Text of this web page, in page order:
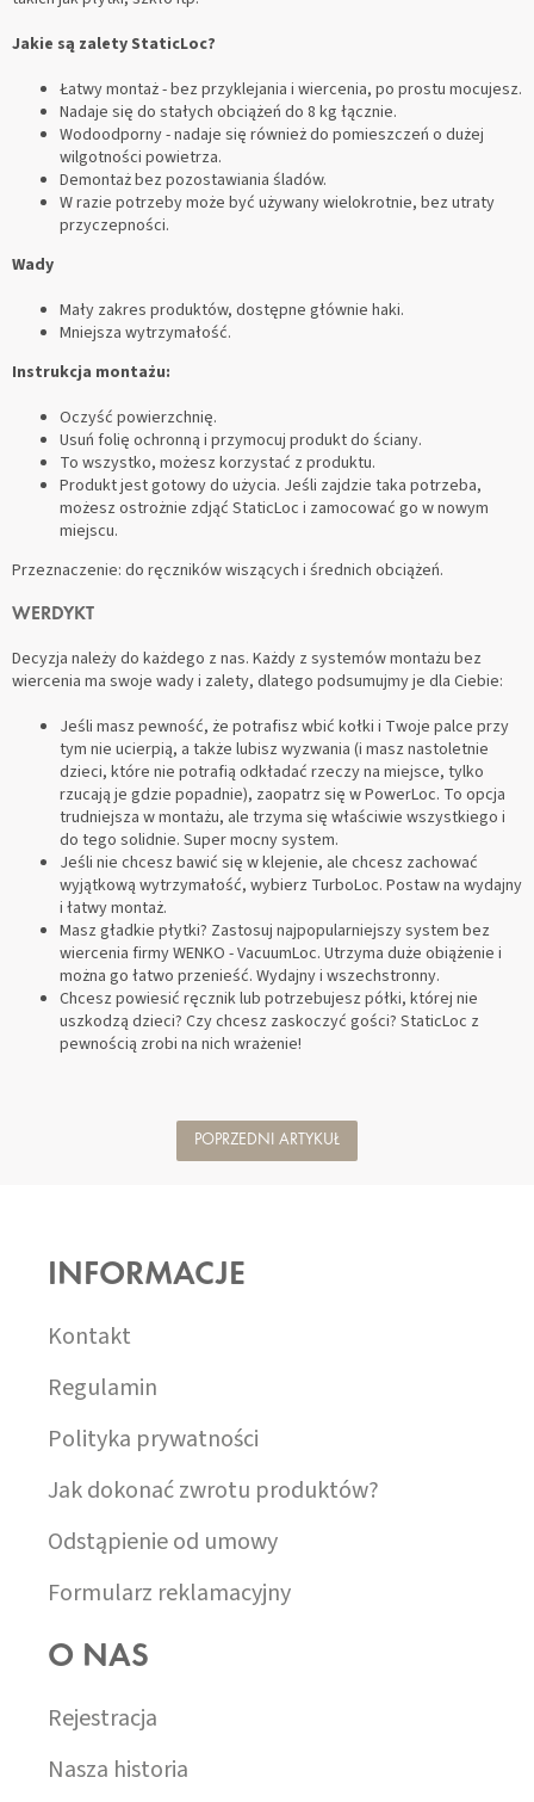
Jakie są zalety StaticLoc?
Łatwy montaż - bez przyklejania i wiercenia, po prostu mocujesz.
Nadaje się do stałych obciążeń do 8 kg łącznie.
Wodoodporny - nadaje się również do pomieszczeń o dużej
wilgotności powietrza.
Demontaż bez pozostawiania śladów.
W razie potrzeby może być używany wielokrotnie, bez utraty
przyczepności.
Wady
Mały zakres produktów, dostępne głównie haki.
Mniejsza wytrzymałość.
Instrukcja montażu:
Oczyść powierzchnię.
Usuń folię ochronną i przymocuj produkt do ściany.
To wszystko, możesz korzystać z produktu.
Produkt jest gotowy do użycia. Jeśli zajdzie taka potrzeba,
możesz ostrożnie zdjąć StaticLoc i zamocować go w nowym
miejscu.
Przeznaczenie: do ręczników wiszących i średnich obciążeń.
WERDYKT
Decyzja należy do każdego z nas. Każdy z systemów montażu bez
wiercenia ma swoje wady i zalety, dlatego podsumujmy je dla Ciebie:
Jeśli masz pewność, że potrafisz wbić kołki i Twoje palce przy
tym nie ucierpią, a także lubisz wyzwania (i masz nastoletnie
dzieci, które nie potrafią odkładać rzeczy na miejsce, tylko
rzucają je gdzie popadnie), zaopatrz się w PowerLoc. To opcja
trudniejsza w montażu, ale trzyma się właściwie wszystkiego i
do tego solidnie. Super mocny system.
Jeśli nie chcesz bawić się w klejenie, ale chcesz zachować
wyjątkową wytrzymałość, wybierz TurboLoc. Postaw na wydajny
i łatwy montaż.
Masz gładkie płytki? Zastosuj najpopularniejszy system bez
wiercenia firmy WENKO - VacuumLoc. Utrzyma duże obiążenie i
można go łatwo przenieść. Wydajny i wszechstronny.
Chcesz powiesić ręcznik lub potrzebujesz półki, której nie
uszkodzą dzieci? Czy chcesz zaskoczyć gości? StaticLoc z
pewnością zrobi na nich wrażenie!
POPRZEDNI ARTYKUŁ
INFORMACJE
Kontakt
Regulamin
Polityka prywatności
Jak dokonać zwrotu produktów?
Odstąpienie od umowy
Formularz reklamacyjny
O NAS
Rejestracja
Nasza historia